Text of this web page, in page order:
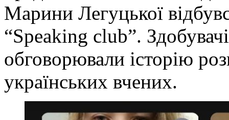
Марини Легуцької
“Speaking club”.
обговорювали історію
українських вчених.